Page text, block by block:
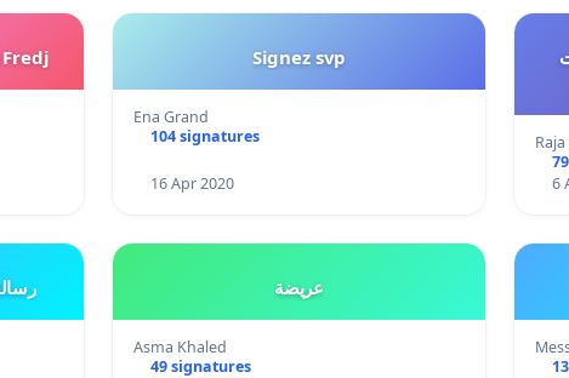
Signez svp
Ena Grand
104 signatures
16 Apr 2020
6
عريضة
Asma Khaled
49 signatures